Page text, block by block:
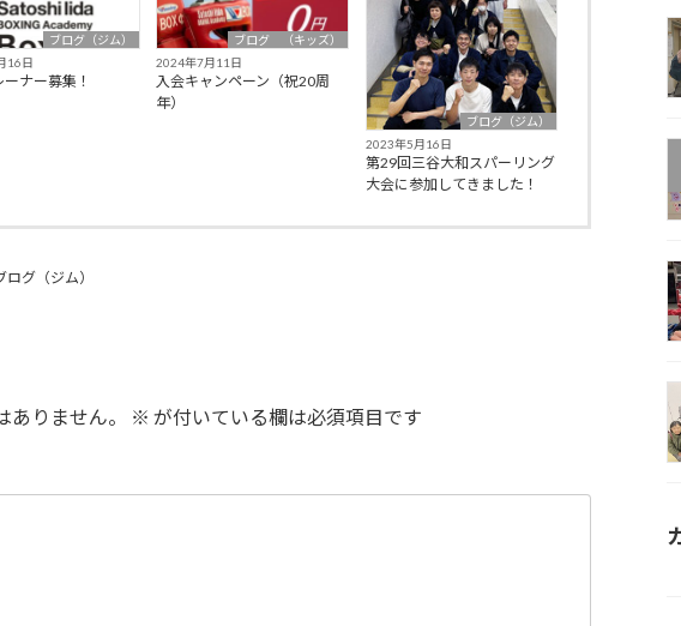
ブログ（ジム）
16日
ナー募集！
ブログ （キッズ）
2024年7月11日
入会キャンペーン（祝20周
年）
ブログ（ジム）
2023年5月16日
第29回三谷大和スパーリング
大会に参加してきました！
ログ（ジム）
りません。 ※ が付いている欄は必須項目です